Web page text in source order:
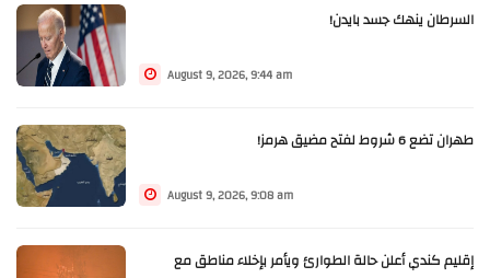
السرطان ينهك جسد بايدن!
August 9, 2026, 9:44 am
طهران تضع 6 شروط لفتح مضيق هرمز!
August 9, 2026, 9:08 am
إقليم كندي أعلن حالة الطوارئ ويأمر بإخلاء مناطق مع